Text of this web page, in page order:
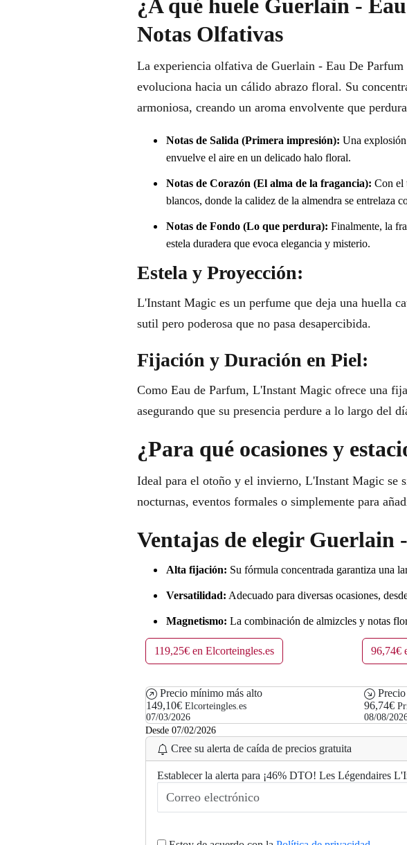
¿A qué huele Guerlain -
Notas Olfativas
La experiencia olfativa de Guerlain - Eau De
evoluciona hacia un cálido abrazo floral. Su
armoniosa, creando un aroma envolvente que
Notas de Salida (Primera impresión): Una explosión
envuelve el aire en un delicado halo floral.
Notas de Corazón (El alma de la fragancia): Con el
blancos, donde la calidez de la almendra se entrelaza
Notas de Fondo (Lo que perdura): Finalmente, la
estela duradera que evoca elegancia y misterio.
Estela y Proyección:
L'Instant Magic es un perfume que deja una huella
sutil pero poderosa que no pasa desapercibida.
Fijación y Duración en Piel:
Como Eau de Parfum, L'Instant Magic ofrece una
asegurando que su presencia perdure a lo largo del
¿Para qué ocasiones y
Ideal para el otoño y el invierno, L'Instant Magic se
nocturnas, eventos formales o simplemente para
Ventajas de elegir
Alta fijación: Su fórmula concentrada garantiza una
Versatilidad: Adecuado para diversas ocasiones,
Magnetismo: La combinación de almizcles y notas
119,25€ en Elcorteingles.es 96,74€
Precio mínimo más alto
149,10€ Elcorteingles.es
07/03/2026
96,74€
08/08/
Desde 07/02/2026
Cree su alerta de caída de precios gratuita
Establecer la alerta para ¡46% DTO! Les Légendaires